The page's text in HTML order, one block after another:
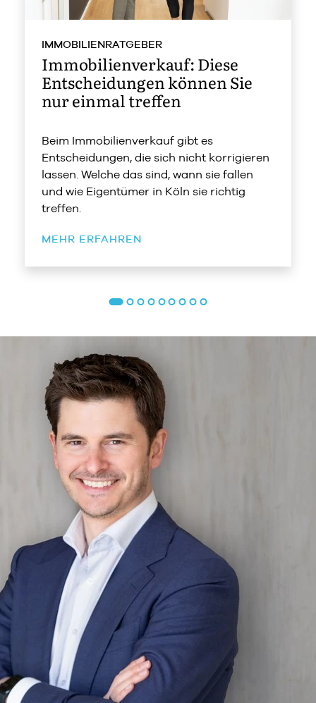
IMMOBILIENRATGEBER
Immobilienverkauf: Diese
Entscheidungen können Sie
nur einmal treffen
Beim Immobilienverkauf gibt es
Entscheidungen, die sich nicht korrigieren
lassen. Welche das sind, wann sie fallen
und wie Eigentümer in Köln sie richtig
treffen.
MEHR ERFAHREN